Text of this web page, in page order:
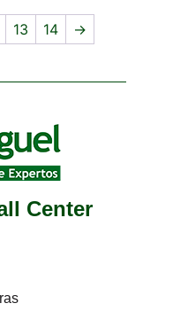
13 14 →
Center